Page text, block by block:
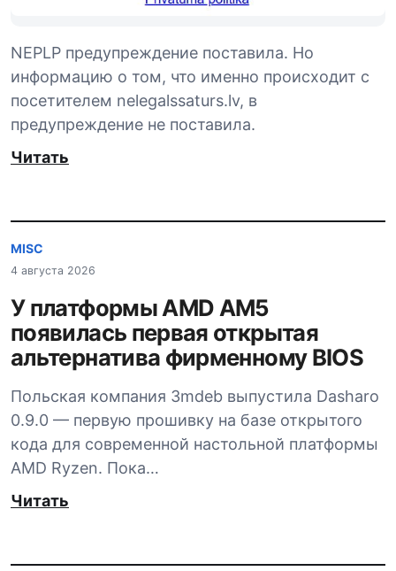
NEPLP предупреждение поставила. Но
информацию о том, что именно происходит с
посетителем nelegalssaturs.lv, в
предупреждение не поставила.
Читать
MISC
4 августа 2026
У платформы AMD AM5
появилась первая открытая
альтернатива фирменному BIOS
Польская компания 3mdeb выпустила Dasharo
0.9.0 — первую прошивку на базе открытого
кода для современной настольной платформы
AMD Ryzen. Пока…
Читать